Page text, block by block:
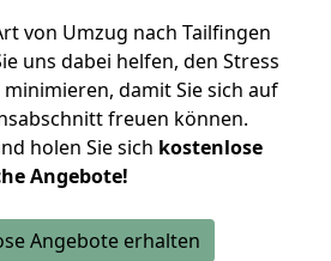
von Umzug nach Tailfingen
uns dabei helfen, den Stress
damit Sie sich auf
freuen können.
holen Sie sich kostenlose
Angebote!
Angebote erhalten